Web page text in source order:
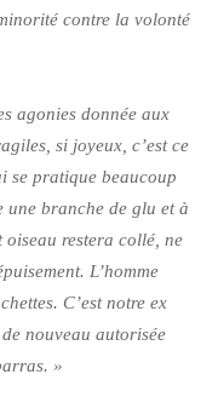
contre la volonté
agonies donnée aux
si joyeux, c’est ce
se pratique beaucoup
une branche de glu et à
oiseau restera collé, ne
L’homme
C’est notre ex
nouveau autorisée
»